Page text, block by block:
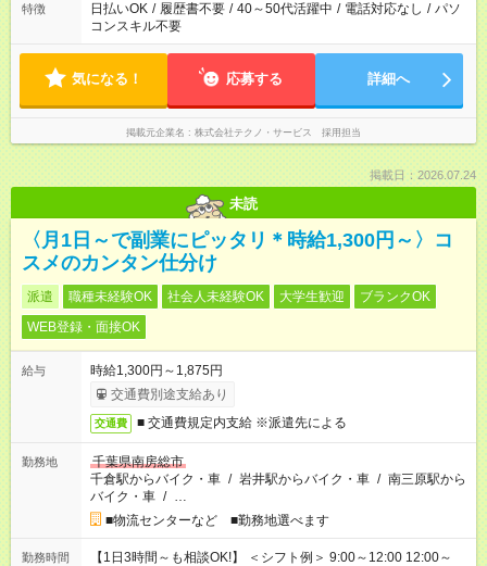
特徴 日払いOK / 履歴書不要 / 40～50代活躍中 / 電話対応なし / パソ
コンスキル不要
気になる！ 応募する 詳細へ
掲載元企業名 株式会社テクノ・サービス 採用担当
掲載日：2026.07.24
未読
〈月1日～で副業にピッタリ＊時給1,300円～〉コ
スメのカンタン仕分け
派遣 職種未経験OK 社会人未経験OK 大学生歓迎
ブランクOK
WEB登録・面接OK
給与
時給1,300円～1,875円
交通費別途支給あり
交通費 ■ 交通費規定内支給 ※派遣先による
勤務地
千葉県南房総市
千倉駅からバイク・車 / 岩井駅からバイク・車 / 南三原駅から
バイク・車 / …
■物流センターなど ■勤務地選べます
勤務時間
【1日3時間～も相談OK!】 ＜シフト例＞ 9:00～12:00 12:00～